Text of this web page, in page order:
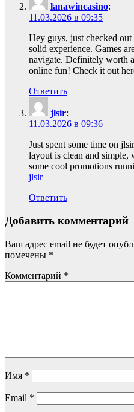
lanawincasino:
11.03.2026 в 09:35
Hey guys, just checked
solid experience. Games
navigate. Definitely worth
online fun! Check it out
Ответить
jlsir:
11.03.2026 в 09:36
Just spent some time on
layout is clean and simple,
some cool promotions
jlsir
Ответить
Добавить комментарий
Ваш адрес email не будет
помечены *
Комментарий *
Имя *
Email *